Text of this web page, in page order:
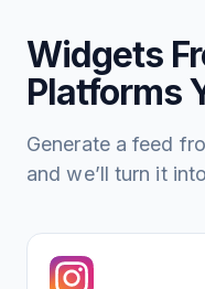
Widgets
Platforms
Generate a feed
and we’ll turn it